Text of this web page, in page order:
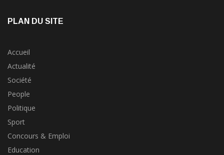
PLAN DU SITE
Accueil
Actualité
Société
People
Politique
Sport
Concours & Emploi
Education